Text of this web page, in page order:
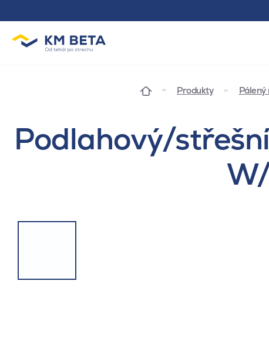
Produkty
Podlahový/